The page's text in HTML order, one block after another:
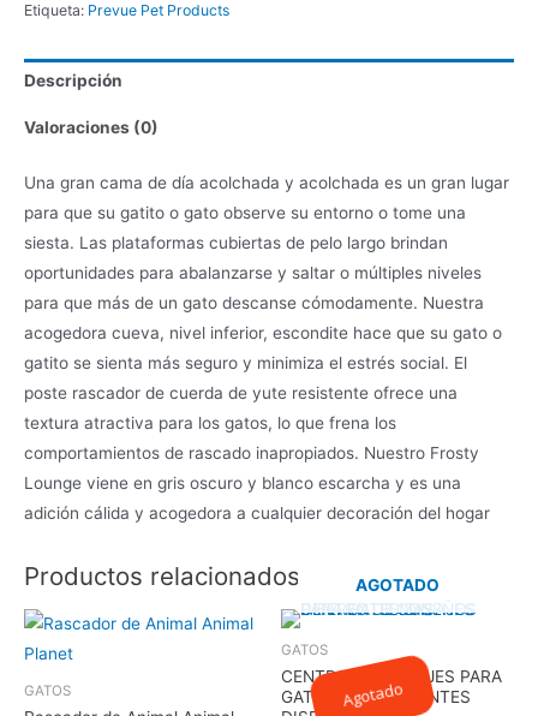
Etiqueta: Prevue Pet Products
Descripción
Valoraciones (0)
Una gran cama de día acolchada y acolchada es un gran lugar
para que su gatito o gato observe su entorno o tome una
siesta. Las plataformas cubiertas de pelo largo brindan
oportunidades para abalanzarse y saltar o múltiples niveles
para que más de un gato descanse cómodamente. Nuestra
acogedora cueva, nivel inferior, escondite hace que su gato o
gatito se sienta más seguro y minimiza el estrés social. El
poste rascador de cuerda de yute resistente ofrece una
textura atractiva para los gatos, lo que frena los
comportamientos de rascado inapropiados. Nuestro Frosty
Lounge viene en gris oscuro y blanco escarcha y es una
adición cálida y acogedora a cualquier decoración del hogar
Productos relacionados
GATOS Agotado
AGOTADO
GATOS
CENTRO DE MASAJES PARA
GATO CON DIFERENTES